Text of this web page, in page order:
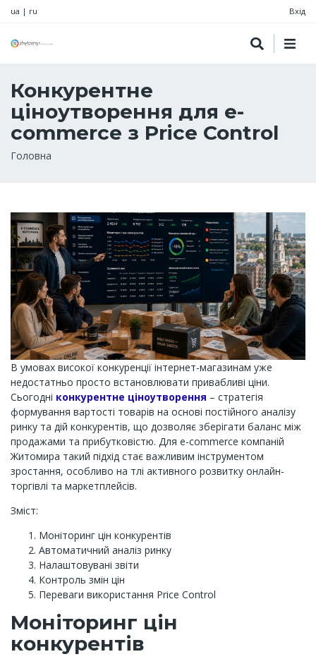
ua | ru Вхід
Конкурентне
ціноутворення для e-
commerce з Price Control
Рядок
Головна
В умовах високої конкуренції інтернет-магазинам уже
недостатньо просто встановлювати привабливі ціни.
Сьогодні конкурентне ціноутворення – стратегія
формування вартості товарів на основі постійного аналізу
ринку та дій конкурентів, що дозволяє зберігати баланс між
продажами та прибутковістю. Для e-commerce компаній
Житомира такий підхід стає важливим інструментом
зростання, особливо на тлі активного розвитку онлайн-
торгівлі та маркетплейсів.
Зміст:
Моніторинг цін конкурентів
Автоматичний аналіз ринку
Налаштовувані звіти
Контроль змін цін
Переваги використання Price Control
Моніторинг цін
конкурентів